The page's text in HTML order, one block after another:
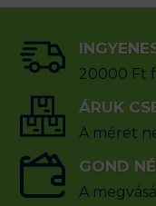
20000 Ft
ÁRUK
A méret
GOND
A